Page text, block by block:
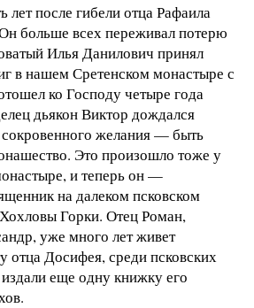
лет после гибели отца Рафаила
больше всех переживал потерю
Илья Данилович принял
в нашем Сретенском монастыре с
ко Господу четыре года
дьякон Виктор дождался
сокровенного желания — быть
Это произошло тоже у
и теперь он —
на далеком псковском
Горки. Отец Роман,
уже много лет живет
отца Досифея, среди псковских
еще одну книжку его